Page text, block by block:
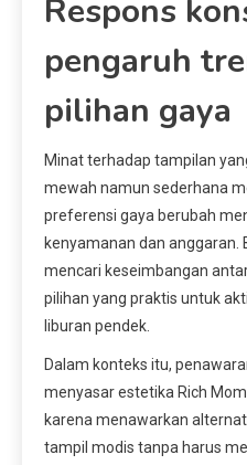
Respons
pengaruh
pilihan gaya
Minat terhadap tampilan
mewah namun sederhana
preferensi gaya berubah
kenyamanan dan anggaran.
mencari keseimbangan
pilihan yang praktis untuk
liburan pendek.
Dalam konteks itu,
menyasar estetika Rich
karena menawarkan
tampil modis tanpa harus